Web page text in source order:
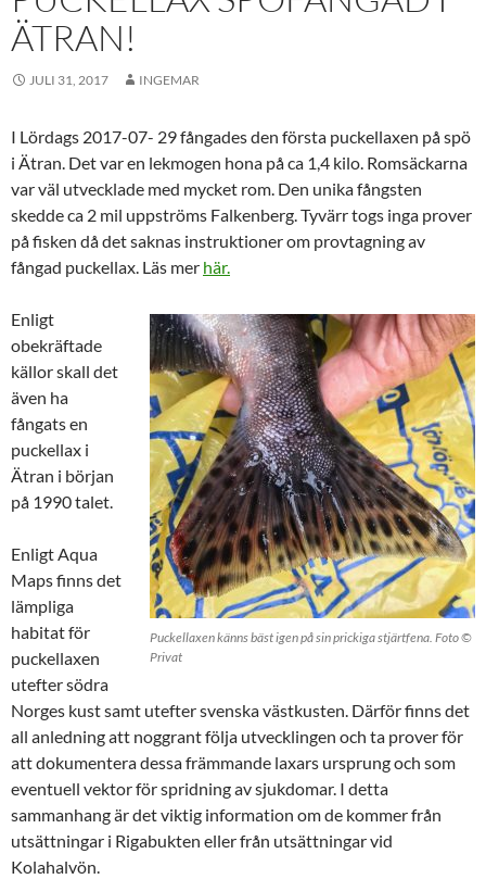
ÄTRAN!
JULI 31, 2017 INGEMAR
I Lördags 2017-07- 29 fångades den första puckellaxen på spö
i Ätran. Det var en lekmogen hona på ca 1,4 kilo. Romsäckarna
var väl utvecklade med mycket rom. Den unika fångsten
skedde ca 2 mil uppströms Falkenberg. Tyvärr togs inga prover
på fisken då det saknas instruktioner om provtagning av
fångad puckellax. Läs mer här.
Puckellaxen känns bäst igen på sin prickiga stjärtfena. Foto ©
Privat
Enligt
obekräftade
källor skall det
även ha
fångats en
puckellax i
Ätran i början
på 1990 talet.
Enligt Aqua
Maps finns det
lämpliga
habitat för
puckellaxen
utefter södra
Norges kust samt utefter svenska västkusten. Därför finns det
all anledning att noggrant följa utvecklingen och ta prover för
att dokumentera dessa främmande laxars ursprung och som
eventuell vektor för spridning av sjukdomar. I detta
sammanhang är det viktig information om de kommer från
utsättningar i Rigabukten eller från utsättningar vid
Kolahalvön.